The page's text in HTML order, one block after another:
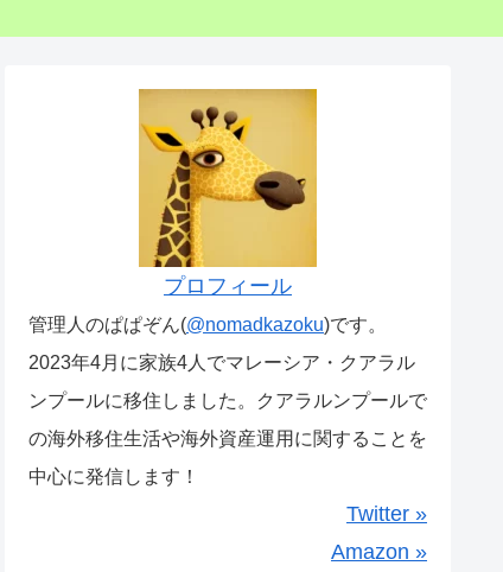
プロフィール
管理人のぱぱぞん(@nomadkazoku)です。
2023年4月に家族4人でマレーシア・クアラル
ンプールに移住しました。クアラルンプールで
の海外移住生活や海外資産運用に関することを
中心に発信します！
Twitter »
Amazon »